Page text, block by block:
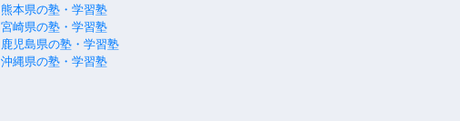
熊本県の塾・学習塾
宮崎県の塾・学習塾
鹿児島県の塾・学習塾
沖縄県の塾・学習塾